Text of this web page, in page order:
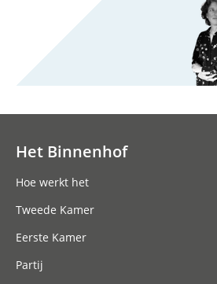
Het Binnenhof
Hoe werkt het
Tweede Kamer
Eerste Kamer
Partij